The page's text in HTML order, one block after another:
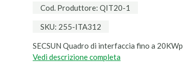
Cod. Produttore: QIT20-1
SKU: 255-ITA312
SECSUN Quadro di interfaccia fino a 20KWp
Vedi descrizione completa